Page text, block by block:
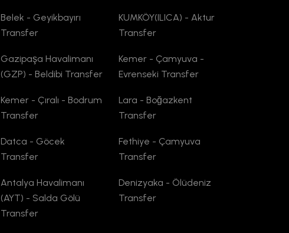
Belek - Geyikbayırı
Transfer
Gazipaşa Havalimanı
(GZP) - Beldibi Transfer
Kemer - Çıralı - Bodrum
Transfer
Datca - Göcek
Transfer
Antalya Havalimanı
(AYT) - Salda Gölü
Transfer
KUMKÖY(ILICA) - Aktur
Transfer
Kemer - Çamyuva -
Evrenseki Transfer
Lara - Boğazkent
Transfer
Fethiye - Çamyuva
Transfer
Denizyaka - Ölüdeniz
Transfer